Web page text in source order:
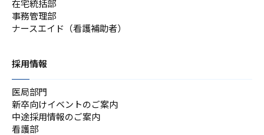
在宅統括部
事務管理部
ナースエイド（看護補助者）
採用情報
医局部門
新卒向けイベントのご案内
中途採用情報のご案内
看護部